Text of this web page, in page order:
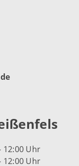
12:00 Uhr
12:00 Uhr